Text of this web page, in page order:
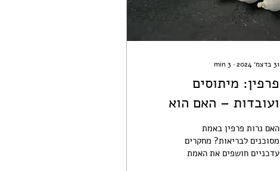
31 בדצמ׳ 2024 ∙
3
min
פרפין: מיתוסים
ועובדות – האם הוא
באמת בטוח?
האם נרות פרפין באמת
מסוכנים לבריאות? מחקרים
עדכניים חושפים את האמת